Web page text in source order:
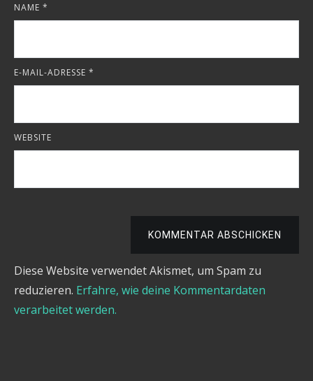
NAME *
E-MAIL-ADRESSE *
WEBSITE
KOMMENTAR ABSCHICKEN
Diese Website verwendet Akismet, um Spam zu
reduzieren. Erfahre, wie deine Kommentardaten
verarbeitet werden.